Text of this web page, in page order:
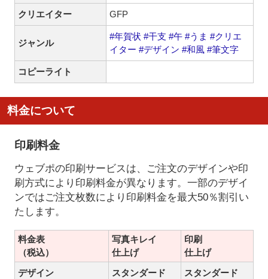
クリエイター GFP
ジャンル
#年賀状 #干支 #午 #うま #クリエ
イター #デザイン #和風 #筆文字
コピーライト
料金について
印刷料金
ウェブポの印刷サービスは、ご注文のデザインや印
刷方式により印刷料金が異なります。一部のデザイ
ンではご注文枚数により印刷料金を最大50％割引い
たします。
料金表
（税込）
写真キレイ
仕上げ
印刷
仕上げ
デザイン
スタンダード スタンダード